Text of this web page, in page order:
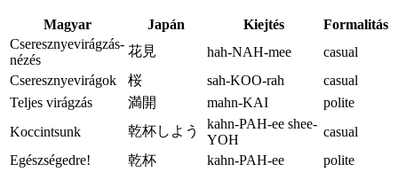
Magyar Japán Kiejtés
Formalitás
Cseresznyevirágzás-
nézés
花見 hah-NAH-mee
casual
Cseresznyevirágok
桜 sah-KOO-rah
casual
Teljes virágzás
満開 mahn-KAI
polite
Koccintsunk
乾杯しよう
kahn-PAH-ee shee-
YOH
casual
Egészségedre!
乾杯 kahn-PAH-ee
polite